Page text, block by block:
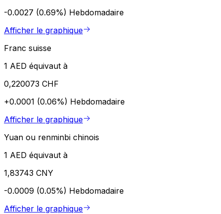
-0.0027 (0.69%) Hebdomadaire
Afficher le graphique
Franc suisse
1 AED équivaut à
0,220073 CHF
+0.0001 (0.06%) Hebdomadaire
Afficher le graphique
Yuan ou renminbi chinois
1 AED équivaut à
1,83743 CNY
-0.0009 (0.05%) Hebdomadaire
Afficher le graphique